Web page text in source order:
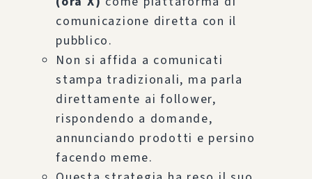
comunicazione diretta con il
pubblico.
Non si affida a comunicati
stampa tradizionali, ma parla
direttamente ai follower,
rispondendo a domande,
annunciando prodotti e persino
facendo meme.